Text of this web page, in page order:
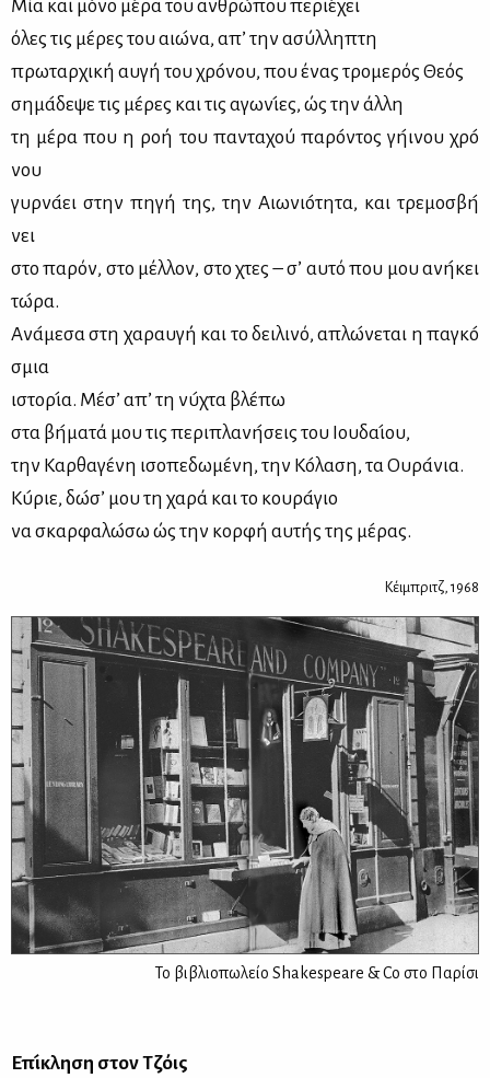
Μία και μο­́νο με­́ρα του αν­θρω­́που πε­ριε­́χει
όλες τις με­́ρες του αιω­́να, απ’ την ασύ­λλ­ηπτη
πρω­ταρ­χι­κή αυ­γή του χρο­́νου, που ένας τρο­με­ρός Θε­ός
ση­μα­́δ­εψε τις με­́ρες και τις αγω­νι­́ες, ώς την ά­λλη
τη με­́ρα που η ρο­ή του πα­ντα­χού πα­ρο­́ντος γη­́­ινου χρο­́
νου
γυρ­να­́ει στην πη­γή της, την Αιω­νιο­́τ­ητα, και τρε­μο­σβη­́
νει
στο πα­ρόν, στο μέ­λλον, στο χτες – σ’ αυ­τό που μου ανη­́κει
τω­́ρα.
Ανα­́μ­εσα στη χα­ραυ­γή και το δει­λι­νό, απλω­́ν­εται η πα­γκο­́
σμια
ιστο­ρι­́α. Με­́σ’ απ’ τη νυ­́χτα βλε­́πω
στα βη­́μ­ατ­ά μου τις πε­ρι­πλα­νη­́σεις του Ιου­δαι­́ου,
την Καρ­θα­γε­́νη ισο­πε­δω­με­́νη, την Κο­́λ­αση, τα Ου­ρα­́νια.
Κυ­́ριε, δω­́σ’ μου τη χα­ρά και το κου­ρα­́γιο
να σκαρ­φα­λω­́σω ώς την κορ­φή αυ­τής της με­́ρας.
Κέιμπριτζ, 1968
Το βιβλιοπωλείο Shakespeare & Co στο Παρίσι
Επι­́κλ­ηση στον Τζόις